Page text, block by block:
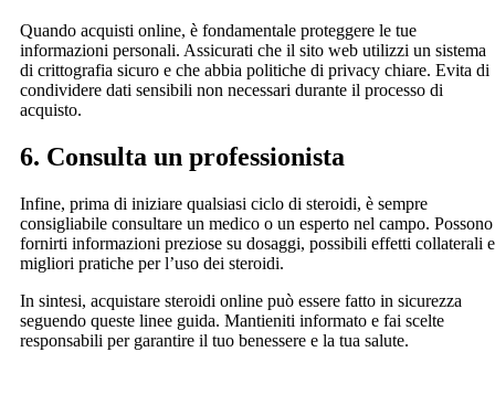
Quando acquisti online, è fondamentale proteggere le tue
informazioni personali. Assicurati che il sito web utilizzi un sistema
di crittografia sicuro e che abbia politiche di privacy chiare. Evita di
condividere dati sensibili non necessari durante il processo di
acquisto.
6. Consulta un professionista
Infine, prima di iniziare qualsiasi ciclo di steroidi, è sempre
consigliabile consultare un medico o un esperto nel campo. Possono
fornirti informazioni preziose su dosaggi, possibili effetti collaterali e
migliori pratiche per l’uso dei steroidi.
In sintesi, acquistare steroidi online può essere fatto in sicurezza
seguendo queste linee guida. Mantieniti informato e fai scelte
responsabili per garantire il tuo benessere e la tua salute.